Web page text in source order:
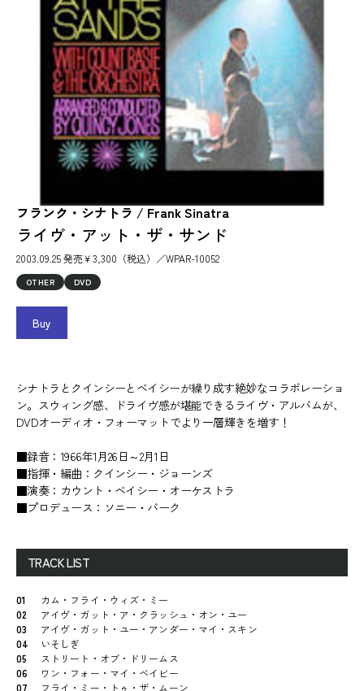
フランク・シナトラ / Frank Sinatra
ライヴ・アット・ザ・サンド
2003.09.25 発売￥3,300（税込）／WPAR-10052
OTHER DVD
Buy
シナトラとクインシーとベイシーが繰り成す絶妙なコラボレーショ
ン。スウィング感、ドライヴ感が堪能できるライヴ・アルバムが、
DVDオーディオ・フォーマットでより一層輝きを増す！
■録音：1966年1月26日～2月1日
■指揮・編曲：クインシー・ジョーンズ
■演奏：カウント・ベイシー・オーケストラ
■プロデュース：ソニー・バーク
TRACK LIST
01
カム・フライ・ウィズ・ミー
02
アイヴ・ガット・ア・クラッシュ・オン・ユー
03
アイヴ・ガット・ユー・アンダー・マイ・スキン
04
いそしぎ
05
ストリート・オブ・ドリームス
06
ワン・フォー・マイ・ベイビー
07
フライ・ミー・トゥ・ザ・ムーン